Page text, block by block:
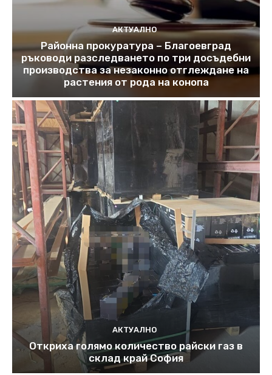
АКТУАЛНО
Районна прокуратура – Благоевград
ръководи разследването по три досъдебни
производства за незаконно отглеждане на
растения от рода на конопа
АКТУАЛНО
Откриха голямо количество райски газ в
склад край София